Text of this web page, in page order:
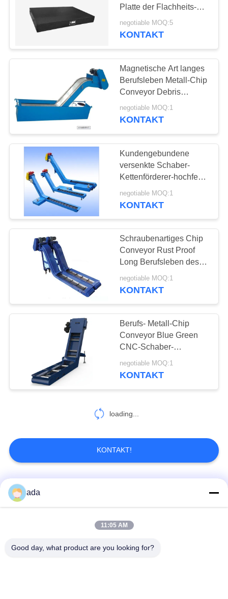
T-Schlitz-
Grundplatte
35
Granit-Messgeräte
Granit-Maschinen-
Basis
Werkzeugmaschinen-
18
Metallmessgeräte
Platte der Flachheits-
Maß-Maschinerie-Co
negotiable MOQ:5
KONTAKT
Magnetische Art langes
Berufsleben Metall-Chip
Conveyor Debris
Removal Units
negotiable MOQ:1
KONTAKT
Kundengebundene
versenkte Schaber-
Kettenförderer-hochfeste
genaue Koordination
negotiable MOQ:1
KONTAKT
Schraubenartiges Chip
Conveyor Rust Proof
Long Berufsleben des
Kohlenstoffstahl-HRLX
negotiable MOQ:1
KONTAKT
Berufs- Metall-Chip
Conveyor Blue Green
CNC-Schaber-
Kettenförderer
negotiable MOQ:1
KONTAKT
loading...
KONTAKT!
Beliebte Kategorien Alle
Granitoberflächenplatte
ada
11:05 AM
Good day, what product are you looking for?